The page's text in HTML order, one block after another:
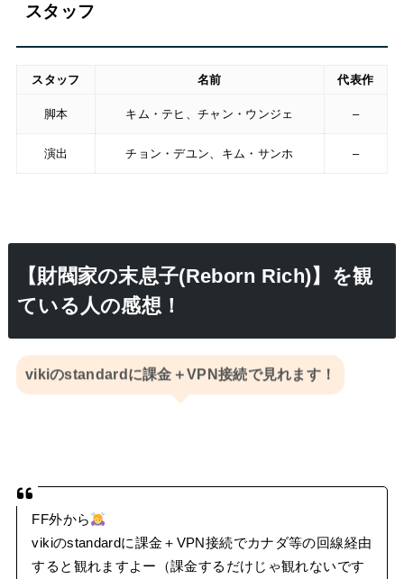
スタッフ
スタッフ 名前 代表作
脚本 キム・テヒ、チャン・ウンジェ –
演出 チョン・デユン、キム・サンホ –
【財閥家の末息子(Reborn Rich)】を観
ている人の感想！
vikiのstandardに課金＋VPN接続で見れます！
FF外から
vikiのstandardに課金＋VPN接続でカナダ等の回線経由
すると観れますよー（課金するだけじゃ観れないです